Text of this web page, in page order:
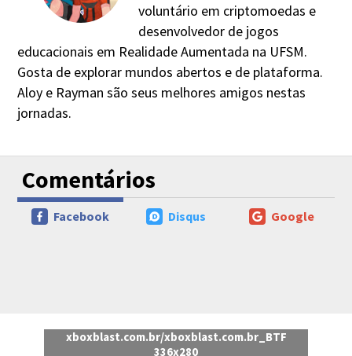
voluntário em criptomoedas e
desenvolvedor de jogos
educacionais em Realidade Aumentada na UFSM.
Gosta de explorar mundos abertos e de plataforma.
Aloy e Rayman são seus melhores amigos nestas
jornadas.
Comentários
Google
Disqus
Facebook
xboxblast.com.br/xboxblast.com.br_BTF
336x280